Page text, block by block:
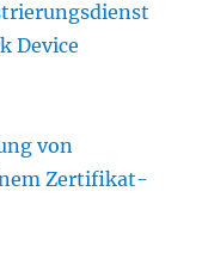
Device
von
Zertifikat-